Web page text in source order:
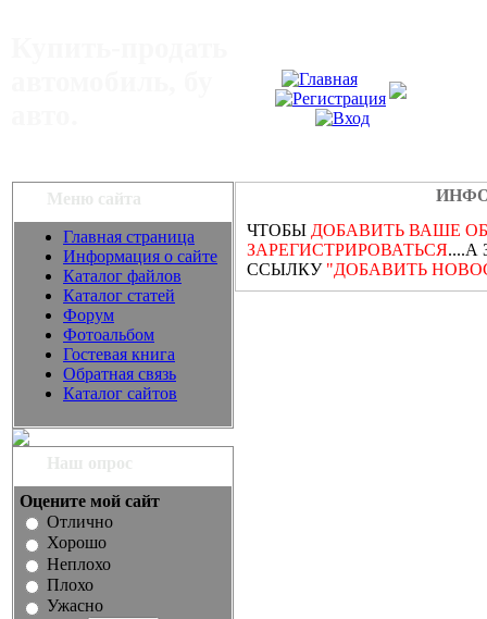
Меню сайта
Главная страница
Информация о сайте
Каталог файлов
Каталог статей
Форум
Фотоальбом
Гостевая книга
Обратная связь
Каталог сайтов
Наш опрос
Оцените мой сайт
Отлично
Хорошо
Неплохо
Плохо
Ужасно
ЧТОБЫ ДОБАВИТЬ ВАШЕ
ЗАРЕГИСТРИРОВАТЬСЯ
ССЫЛКУ "ДОБАВИТЬ